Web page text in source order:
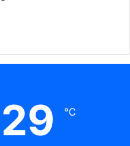
29 ℃